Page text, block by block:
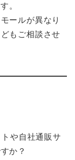
。
ールが異なり
もご相談させ
や自社通販サ
か？